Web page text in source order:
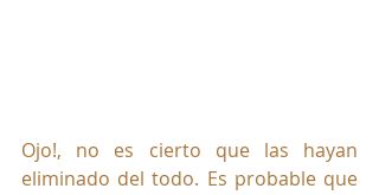
Ojo!, no es cierto que las hayan
eliminado del todo. Es probable que